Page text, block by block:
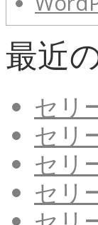
最近
セリ
セリ
セリ
セリ